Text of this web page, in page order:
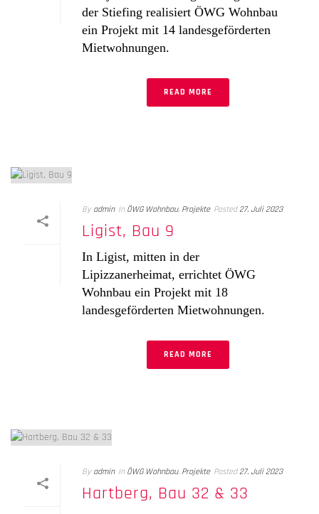
der Stiefing realisiert ÖWG Wohnbau
ein Projekt mit 14 landesgeförderten
Mietwohnungen.
READ MORE
By admin In ÖWG Wohnbau, Projekte Posted 27. Juli 2023
Ligist, Bau 9
In Ligist, mitten in der
Lipizzanerheimat, errichtet ÖWG
Wohnbau ein Projekt mit 18
landesgeförderten Mietwohnungen.
READ MORE
By admin In ÖWG Wohnbau, Projekte Posted 27. Juli 2023
Hartberg, Bau 32 & 33